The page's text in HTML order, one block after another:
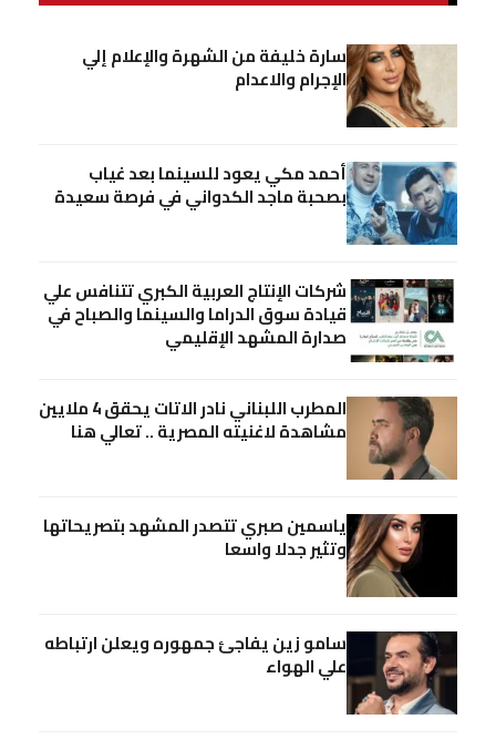
سارة خليفة من الشهرة والإعلام إلي
الإجرام والاعدام
أحمد مكي يعود للسينما بعد غياب
بصحبة ماجد الكدواني في فرصة سعيدة
شركات الإنتاج العربية الكبري تتنافس علي
قيادة سوق الدراما والسينما والصباح في
صدارة المشهد الإقليمي
المطرب اللبناني نادر الاتات يحقق 4 ملايين
مشاهدة لاغنيته المصرية .. تعالي هنا
ياسمين صبري تتصدر المشهد بتصريحاتها
وتثير جدلا واسعا
سامو زين يفاجئ جمهوره ويعلن ارتباطه
علي الهواء